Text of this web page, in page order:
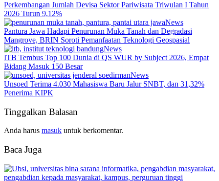
Perkembangan Jumlah Devisa Sektor Pariwisata Triwulan I Tahun
2026 Turun 9,12%
News
Pantura Jawa Hadapi Penurunan Muka Tanah dan Degradasi
Mangrove, BRIN Soroti Pemanfaatan Teknologi Geospasial
News
ITB Tembus Top 100 Dunia di QS WUR by Subject 2026, Empat
Bidang Masuk 150 Besar
News
Unsoed Terima 4.030 Mahasiswa Baru Jalur SNBT, dan 31,32%
Penerima KIPK
Tinggalkan Balasan
Anda harus masuk untuk berkomentar.
Baca Juga